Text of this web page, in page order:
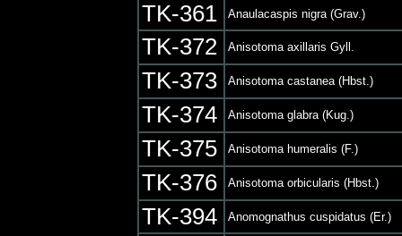
TK-361 Anaulacaspis nigra (Grav.)
TK-372 Anisotoma axillaris Gyll.
TK-373 Anisotoma castanea (Hbst.)
TK-374 Anisotoma glabra (Kug.)
TK-375 Anisotoma humeralis (F.)
TK-376 Anisotoma orbicularis (Hbst.)
TK-394 Anomognathus cuspidatus (Er.)